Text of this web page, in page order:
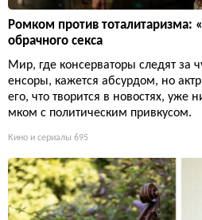
Ромком против тоталитаризма:
обрачного секса
Мир, где консерваторы следят за
енсоры, кажется абсурдом, но
его, что творится в новостях, уже
мком с политическим привкусом.
Кино и сериалы 695